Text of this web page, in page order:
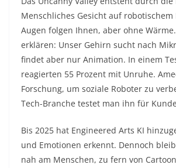
Menschliches Gesicht auf robotischem
Augen folgen Ihnen, aber ohne
erklären: Unser Gehirn sucht nach
findet aber nur Animation. In einem
reagierten 55 Prozent mit Unruhe.
Forschung, um soziale Roboter zu
Tech-Branche testet man ihn für
Bis 2025 hat Engineered Arts KI
und Emotionen erkennt. Dennoch
nah am Menschen, zu fern von